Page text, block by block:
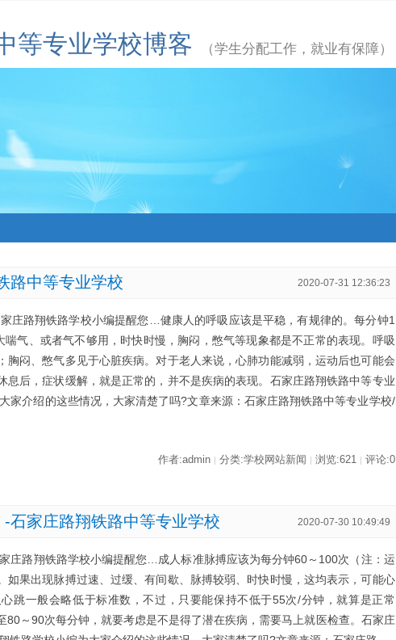
等专业学校博客 （学生分配工作，就业有保障）
路中等专业学校 2020-07-31 12:36:23
庄路翔铁路学校小编提醒您…健康人的呼吸应该是平稳，有规律的。每分钟1
气、或者气不够用，时快时慢，胸闷，憋气等现象都是不正常的表现。呼吸
胸闷、憋气多见于心脏疾病。对于老人来说，心肺功能减弱，运动后也可能会
息后，症状缓解，就是正常的，并不是疾病的表现。石家庄路翔铁路中等专业
家介绍的这些情况，大家清楚了吗?文章来源：石家庄路翔铁路中等专业学校/
作者:admin | 分类:学校网站新闻 | 浏览:621 | 评论:0
石家庄路翔铁路中等专业学校 2020-07-30 10:49:49
庄路翔铁路学校小编提醒您…成人标准脉搏应该为每分钟60～100次（注：运
如果出现脉搏过速、过缓、有间歇、脉搏较弱、时快时慢，这均表示，可能心
跳一般会略低于标准数，不过，只要能保持不低于55次/分钟，就算是正常
80～90次每分钟，就要考虑是不是得了潜在疾病，需要马上就医检查。石家庄